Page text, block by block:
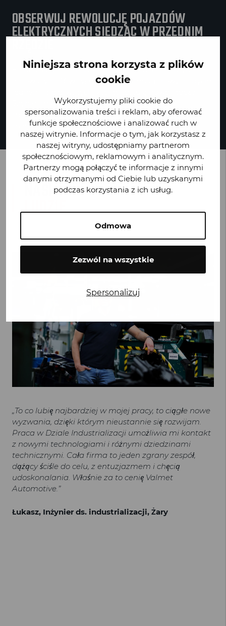
Niniejsza strona korzysta z plików
cookie
Wykorzystujemy pliki cookie do
spersonalizowania treści i reklam, aby oferować
funkcje społecznościowe i analizować ruch w
naszej witrynie. Informacje o tym, jak korzystasz z
naszej witryny, udostępniamy partnerom
społecznościowym, reklamowym i analitycznym.
Partnerzy mogą połączyć te informacje z innymi
danymi otrzymanymi od Ciebie lub uzyskanymi
podczas korzystania z ich usług.
Odmowa
Zezwól na wszystkie
Spersonalizuj
OBSERWUJ REWOLUCJĘ POJAZDÓW
ELEKTRYCZNYCH SIEDZĄC W PRZEDNIM
Elektryfikacja transportu, automatyzacja fabryk,
innowacyjność w systemach akumulatorowych, bycie
Szybko reagujemy na zmiany w branży
motoryzacyjnej. Teraz i Ty możesz zająć obok nas
miejsce w przednim rzędzie.
NASI
LUDZIE
„To co lubię najbardziej w mojej pracy, to ciągłe nowe
wyzwania, dzięki którym nieustannie się rozwijam.
Praca w Dziale Industrializacji umożliwia mi kontakt
z nowymi technologiami i różnymi dziedzinami
technicznymi. Cała firma to jeden zgrany zespół,
dążący ściśle do celu, z entuzjazmem i chęcią
udoskonalania. Właśnie za to cenię Valmet
Automotive.”
Łukasz, Inżynier ds. industrializacji, Żary